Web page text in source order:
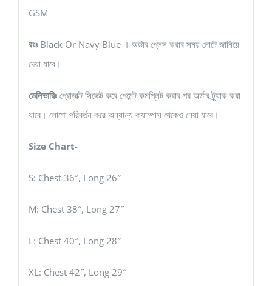
GSM
রংঃBlack Or Navy Blue । অর্ডার প্লেস করার সময় নোটে জানিয়ে
দেয়া যাবে।
ডেলিভারিঃপ্রোডাক্ট সিলেক্ট করে পেমেন্ট কমপ্লিট করার পর অর্ডার ট্র্যাক করা
যাবে। লোগো পরিবর্তন করে অন্যান্য ক্যাম্পাস থেকেও নেয়া যাবে।
Size Chart-
S: Chest 36″, Long 26″
M: Chest 38″, Long 27″
L: Chest 40″, Long 28″
XL: Chest 42″, Long 29″